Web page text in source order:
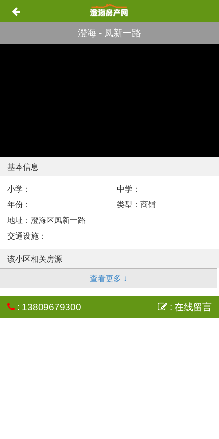
澄海 - 凤新一路
基本信息
小学：
中学：
年份：
类型：商铺
地址：澄海区凤新一路
交通设施：
该小区相关房源
查看更多 ↓
: 13809679300 : 在线留言